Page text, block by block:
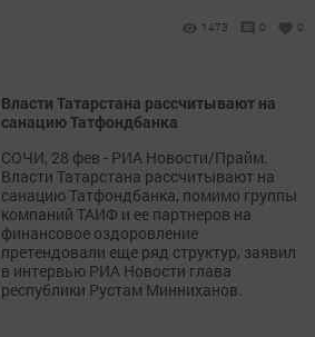
1473 0 0
Власти Татарстана рассчитывают на
санацию Татфондбанка
СОЧИ, 28 фев - РИА Новости/Прайм.
Власти Татарстана рассчитывают на
санацию Татфондбанка, помимо группы
компаний ТАИФ и ее партнеров на
финансовое оздоровление
претендовали еще ряд структур, заявил
в интервью РИА Новости глава
республики Рустам Минниханов.